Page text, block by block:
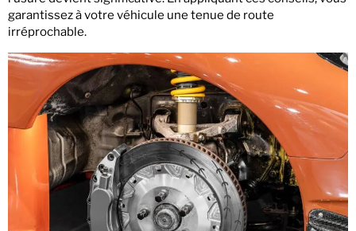
garantissez à votre véhicule une tenue de route
irréprochable.